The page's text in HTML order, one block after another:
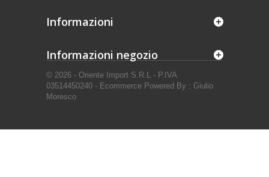
Informazioni
© 2026 - Oriente Import S.R.L - P.IVA
03514450240 - Ecommerce Powered By : Giulio
Moresco
Informazioni negozio